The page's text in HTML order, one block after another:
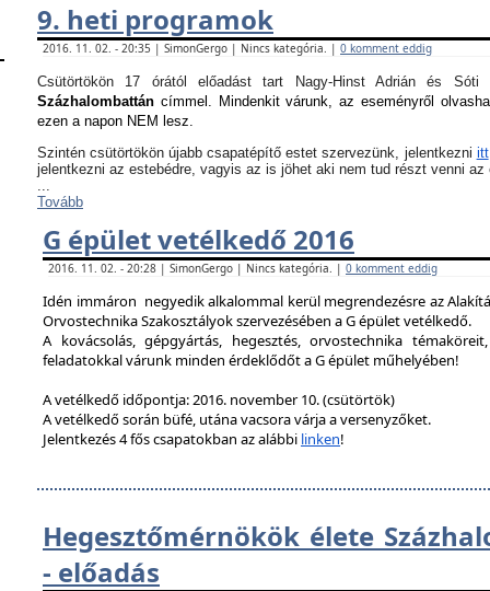
9. heti programok
2016. 11. 02. - 20:35 | SimonGergo | Nincs kategória. | 0 komment eddig
Csütörtökön 17 órától előadást tart Nagy-Hinst Adrián és
Százhalombattán címmel. Mindenkit várunk, az eseményről
ezen a napon NEM lesz.
Szintén csütörtökön újabb csapatépítő estet szervezünk, jelentkezni itt
jelentkezni az estebédre, vagyis az is jöhet aki nem tud részt venni
...
Tovább
G épület vetélkedő 2016
2016. 11. 02. - 20:28 | SimonGergo | Nincs kategória. | 0 komment eddig
Idén immáron negyedik alkalommal kerül megrendezésre az
Orvostechnika Szakosztályok szervezésében a G épület vetélkedő.
A kovácsolás, gépgyártás, hegesztés, orvostechnika
feladatokkal várunk minden érdeklődőt a G épület műhelyében!
A vetélkedő időpontja: 2016. november 10. (csütörtök)
A vetélkedő során büfé, utána vacsora várja a versenyzőket.
Jelentkezés 4 fős csapatokban az alábbi linken!
Hegesztőmérnökök élete
- előadás